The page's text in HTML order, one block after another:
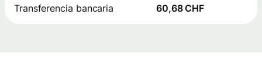
Transferencia bancaria 60,68 CHF